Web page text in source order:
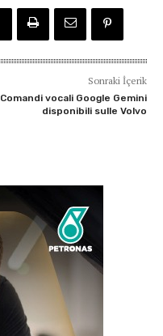
Sonraki İçerik
Comandi vocali Google Gemini
disponibili sulle Volvo